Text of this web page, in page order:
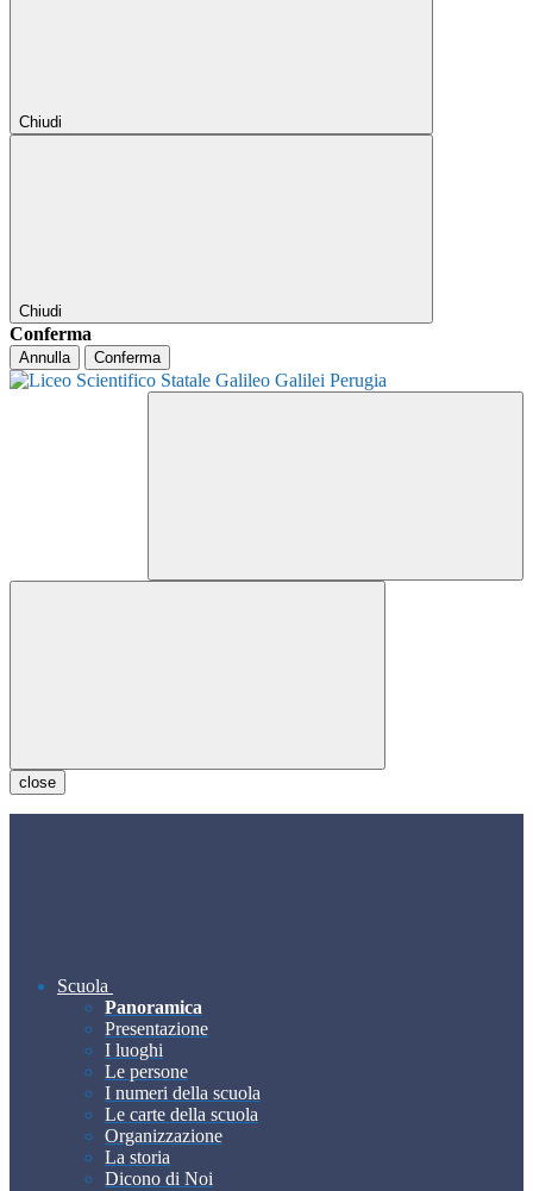
Chiudi
Chiudi
Conferma
Annulla Conferma
close
Scuola
Panoramica
Presentazione
I luoghi
Le persone
I numeri della scuola
Le carte della scuola
Organizzazione
La storia
Dicono di Noi